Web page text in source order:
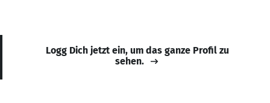
Logg Dich jetzt ein, um das ganze Profil zu
sehen.